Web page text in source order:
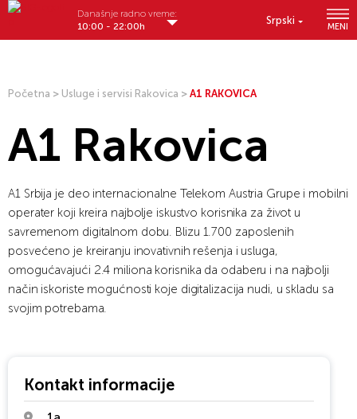
Srpski
MENI
Današnje radno vreme:
10:00 - 22:00h
Početna > Usluge i servisi Rakovica > A1 RAKOVICA
A1 Rakovica
A1 Srbija je deo internacionalne Telekom Austria Grupe i mobilni
operater koji kreira najbolje iskustvo korisnika za život u
savremenom digitalnom dobu. Blizu 1.700 zaposlenih
posvećeno je kreiranju inovativnih rešenja i usluga,
omogućavajući 2.4 miliona korisnika da odaberu i na najbolji
način iskoriste mogućnosti koje digitalizacija nudi, u skladu sa
svojim potrebama.
Kontakt informacije